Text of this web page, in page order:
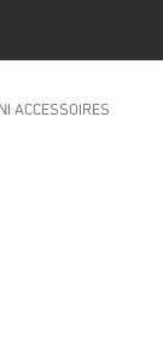
ACCESSOIRES